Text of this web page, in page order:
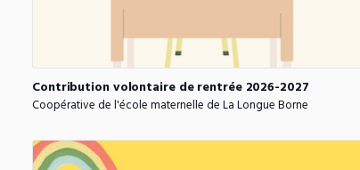
Contributionvolontaire derentrée 2026-2027
Coopérative de l'école maternelle de La Longue Borne